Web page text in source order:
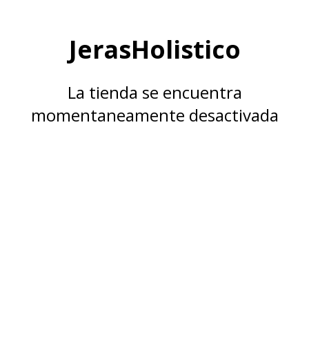
JerasHolistico
La tienda se encuentra
momentaneamente desactivada